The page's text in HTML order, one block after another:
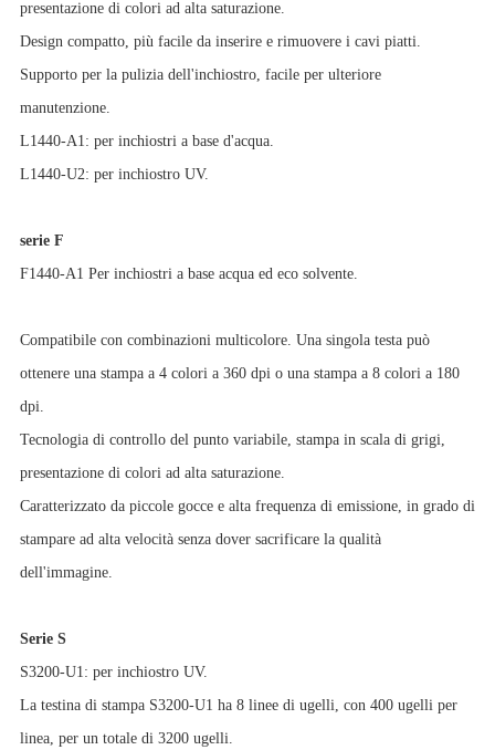
presentazione di colori ad alta saturazione.
Design compatto, più facile da inserire e rimuovere i cavi piatti.
Supporto per la pulizia dell'inchiostro, facile per ulteriore
manutenzione.
L1440-A1: per inchiostri a base d'acqua.
L1440-U2: per inchiostro UV.
serie F
F1440-A1 Per inchiostri a base acqua ed eco solvente.
Compatibile con combinazioni multicolore. Una singola testa può
ottenere una stampa a 4 colori a 360 dpi o una stampa a 8 colori a 180
dpi.
Tecnologia di controllo del punto variabile, stampa in scala di grigi,
presentazione di colori ad alta saturazione.
Caratterizzato da piccole gocce e alta frequenza di emissione, in grado di
stampare ad alta velocità senza dover sacrificare la qualità
dell'immagine.
Serie S
S3200-U1: per inchiostro UV.
La testina di stampa S3200-U1 ha 8 linee di ugelli, con 400 ugelli per
linea, per un totale di 3200 ugelli.